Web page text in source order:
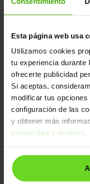
Esta página web usa
Utilizamos cookies
tu experiencia durante
ofrecerte publicidad
Si aceptas,
modificar tus
configuración de las
y obtener más
privacidad y cookies.
1.2 PureTech S&S Feel
2018 | 132.231km | 82CV |
1.5BlueHDi S&S Feel 100
2022 | 107.471km | 100CV
Diésel